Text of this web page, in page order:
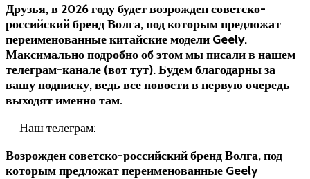
Друзья, в 2026 году будет возрожден советско-
российский бренд Волга, под которым предложат
переименованные китайские модели Geely.
Максимально подробно об этом мы писали в нашем
телеграм-канале (вот тут). Будем благодарны за
вашу подписку, ведь все новости в первую очередь
выходят именно там.
Наш телеграм:
Возрожден советско-российский бренд Волга, под
которым предложат переименованные Geely